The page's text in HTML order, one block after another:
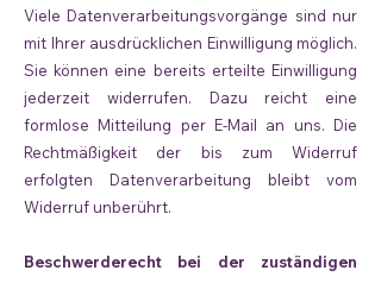
Viele Datenverarbeitungsvorgänge sind nur
mit Ihrer ausdrücklichen Einwilligung möglich.
Sie können eine bereits erteilte Einwilligung
jederzeit widerrufen. Dazu reicht eine
formlose Mitteilung per E-Mail an uns. Die
Rechtmäßigkeit der bis zum Widerruf
erfolgten Datenverarbeitung bleibt vom
Widerruf unberührt.
Beschwerderecht bei der zuständigen